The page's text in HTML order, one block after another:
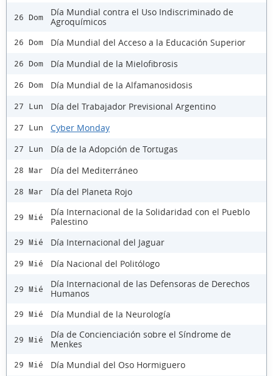
26 Dom
Día Mundial contra el Uso Indiscriminado de
Agroquímicos
26 Dom Día Mundial del Acceso a la Educación Superior
26 Dom Día Mundial de la Mielofibrosis
26 Dom Día Mundial de la Alfamanosidosis
27 Lun Día del Trabajador Previsional Argentino
27 Lun Cyber Monday
27 Lun Día de la Adopción de Tortugas
28 Mar Día del Mediterráneo
28 Mar Día del Planeta Rojo
29 Mié
Día Internacional de la Solidaridad con el Pueblo
Palestino
29 Mié Día Internacional del Jaguar
29 Mié Día Nacional del Politólogo
29 Mié
Día Internacional de las Defensoras de Derechos
Humanos
29 Mié Día Mundial de la Neurología
29 Mié
Día de Concienciación sobre el Síndrome de
Menkes
29 Mié Día Mundial del Oso Hormiguero